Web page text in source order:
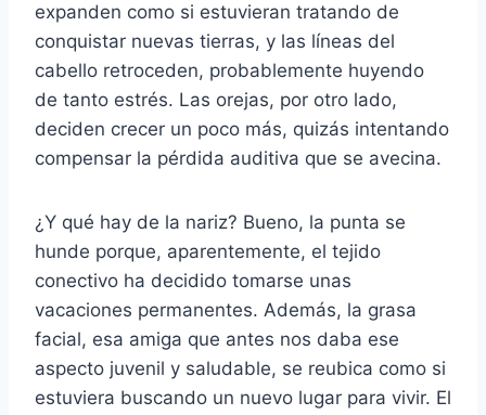
expanden como si estuvieran tratando de
conquistar nuevas tierras, y las líneas del
cabello retroceden, probablemente huyendo
de tanto estrés. Las orejas, por otro lado,
deciden crecer un poco más, quizás intentando
compensar la pérdida auditiva que se avecina.
¿Y qué hay de la nariz? Bueno, la punta se
hunde porque, aparentemente, el tejido
conectivo ha decidido tomarse unas
vacaciones permanentes. Además, la grasa
facial, esa amiga que antes nos daba ese
aspecto juvenil y saludable, se reubica como si
estuviera buscando un nuevo lugar para vivir. El